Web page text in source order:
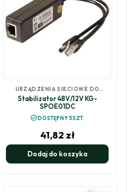
URZĄDZENIA SIECIOWE DO
MONITORINGU
Stabilizator 48V/12V KG-
SPOE01DC
check_circleDOSTĘPNY 5SZT.
41,82 zł
Dodaj do koszyka